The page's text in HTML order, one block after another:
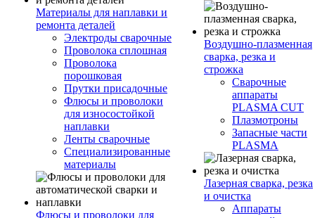
Материалы для наплавки и
ремонта деталей
Электроды сварочные
Проволока сплошная
Проволока
порошковая
Прутки присадочные
Флюсы и проволоки
для износостойкой
наплавки
Ленты сварочные
Специализированные
материалы
Флюсы и проволоки для
Воздушно-плазменная
сварка, резка и
строжка
Сварочные
аппараты
PLASMA CUT
Плазмотроны
Запасные части
PLASMA
Лазерная сварка, резка
и очистка
Аппараты